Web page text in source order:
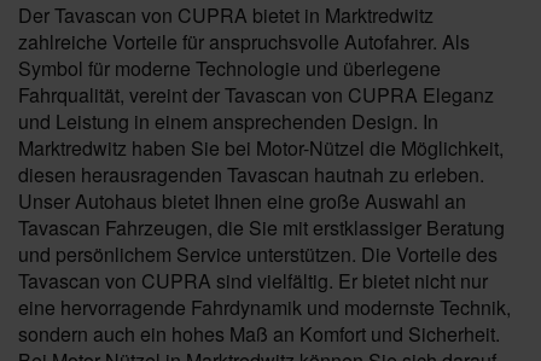
Der Tavascan von CUPRA bietet in Marktredwitz
zahlreiche Vorteile für anspruchsvolle Autofahrer. Als
Symbol für moderne Technologie und überlegene
Fahrqualität, vereint der Tavascan von CUPRA Eleganz
und Leistung in einem ansprechenden Design. In
Marktredwitz haben Sie bei Motor-Nützel die Möglichkeit,
diesen herausragenden Tavascan hautnah zu erleben.
Unser Autohaus bietet Ihnen eine große Auswahl an
Tavascan Fahrzeugen, die Sie mit erstklassiger Beratung
und persönlichem Service unterstützen. Die Vorteile des
Tavascan von CUPRA sind vielfältig. Er bietet nicht nur
eine hervorragende Fahrdynamik und modernste Technik,
sondern auch ein hohes Maß an Komfort und Sicherheit.